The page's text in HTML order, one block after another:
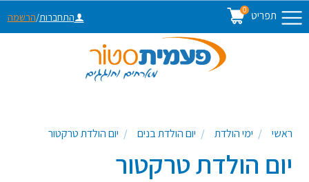
תפריט 0
התחברות/הרשמה
ראשי ימי הולדת יום הולדת בנים יום הולדת טרקטור
יום הולדת טרקטור